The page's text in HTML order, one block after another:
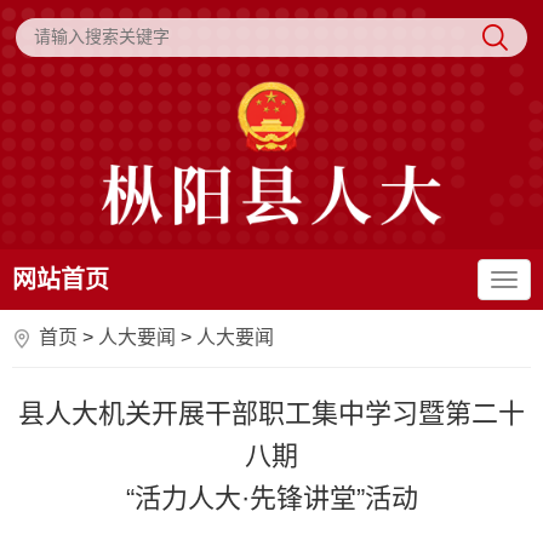
网站首页
首页 > 人大要闻 > 人大要闻
县人大机关开展干部职工集中学习暨第二十
八期
“活力人大·先锋讲堂”活动